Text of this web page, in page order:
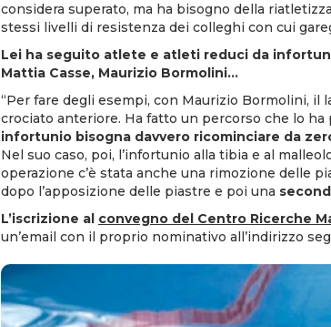
considera superato, ma ha bisogno della
stessi livelli di resistenza dei colleghi con cui
Lei ha seguito atlete e atleti reduci da
Mattia Casse, Maurizio Bormolini…
“Per fare degli esempi, con Maurizio Bormolini,
crociato anteriore. Ha fatto un percorso che lo ha
infortunio bisogna davvero ricominciare da
Nel suo caso, poi, l’infortunio alla tibia e al
operazione c’è stata anche una rimozione delle
dopo l’apposizione delle piastre e poi una
L’iscrizione al convegno del Centro Ricerche
un’email con il proprio nominativo all’indirizzo